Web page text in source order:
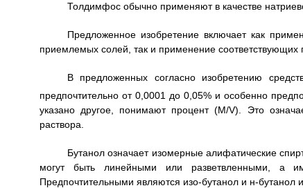
Толдимфос обычно применяют в качестве
Предложенное изобретение включает как
приемлемых солей, так и применение соответствующих
В предложенных согласно изобретению
предпочтительно от 0,0001 до 0,05% и особенно
указано другое, понимают процент (M/V). Это
раствора.
Бутанол означает изомерные алифатические
могут быть линейными или разветвленными, а
Предпочтительными являются изо-бутанол и н-бутанол